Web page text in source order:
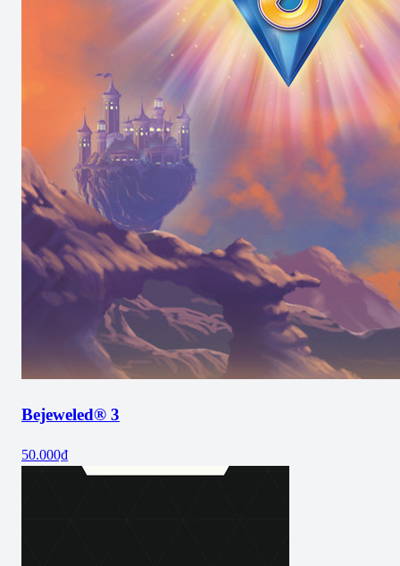
Bejeweled® 3
50.000₫